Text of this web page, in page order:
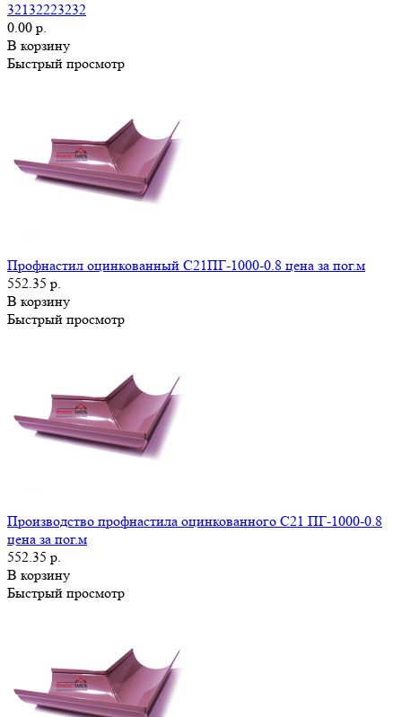
32132223232
0.00 р.
В корзину
Быстрый просмотр
Профнастил оцинкованный С21ПГ-1000-0.8 цена за пог.м
552.35 р.
В корзину
Быстрый просмотр
Производство профнастила оцинкованного С21 ПГ-1000-0.8
цена за пог.м
552.35 р.
В корзину
Быстрый просмотр